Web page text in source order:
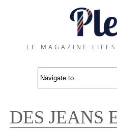
LE MAGAZINE
DES JEANS